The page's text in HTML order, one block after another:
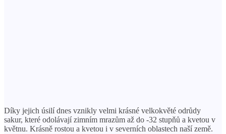
Díky jejich úsilí dnes vznikly velmi krásné velkokvěté odrůdy
sakur, které odolávají zimním mrazům až do -32 stupňů a kvetou v
květnu. Krásně rostou a kvetou i v severních oblastech naší země.